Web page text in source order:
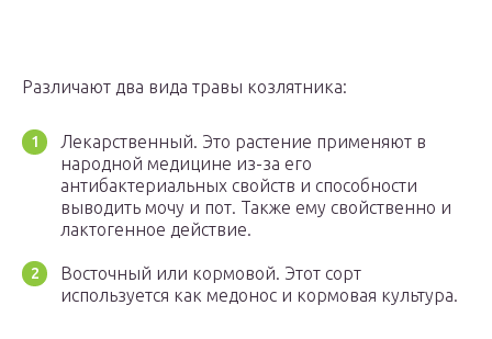
Различают два вида травы козлятника:
Лекарственный. Это растение применяют в
народной медицине из-за его
антибактериальных свойств и способности
выводить мочу и пот. Также ему свойственно и
лактогенное действие.
Восточный или кормовой. Этот сорт
используется как медонос и кормовая культура.